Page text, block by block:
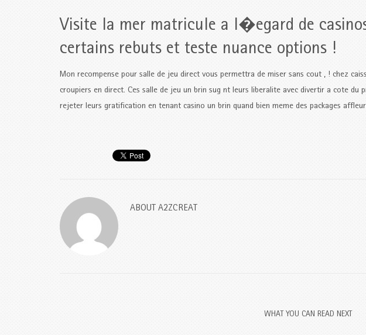
Visite la mer matricule a l�egard de
certains rebuts et teste nuance options !
Mon recompense pour salle de jeu direct vous permettra de miser sans cout , ! chez
croupiers en direct. Ces salle de jeu un brin sug nt leurs liberalite avec divertir a cote du
rejeter leurs gratification en tenant casino un brin quand bien meme des packages
ABOUT A2ZCREAT
WHAT YOU CAN READ NEXT